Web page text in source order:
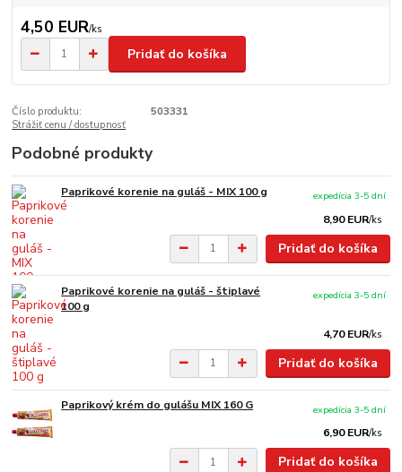
4,50 EUR/ks
Pridať do košíka
Číslo produktu:
503331
Strážiť cenu / dostupnosť
Podobné produkty
Paprikové korenie na guláš - MIX 100 g
8,90 EUR/ks
expedícia 3-5 dní
Pridať do košíka
Paprikové korenie na guláš - štiplavé
100 g
4,70 EUR/ks
expedícia 3-5 dní
Pridať do košíka
Paprikový krém do gulášu MIX 160 G
6,90 EUR/ks
expedícia 3-5 dní
Pridať do košíka